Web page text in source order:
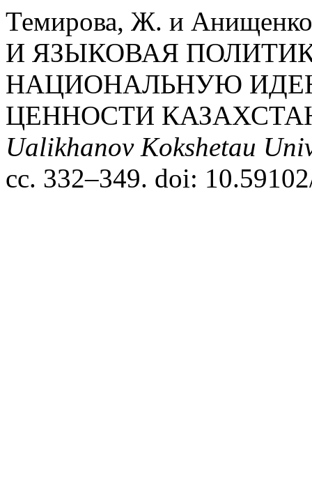
Темирова, Ж. и
И ЯЗЫКОВАЯ
НАЦИОНАЛЬНУЮ
ЦЕННОСТИ
Ualikhanov Kokshetau
сс. 332–349. doi: